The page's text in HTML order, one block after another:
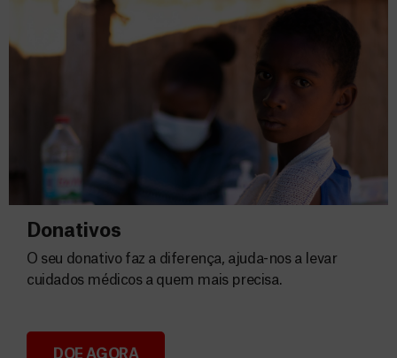
Donativos
O seu donativo faz a diferença, ajuda-nos a levar
cuidados médicos a quem mais precisa.
DOE AGORA